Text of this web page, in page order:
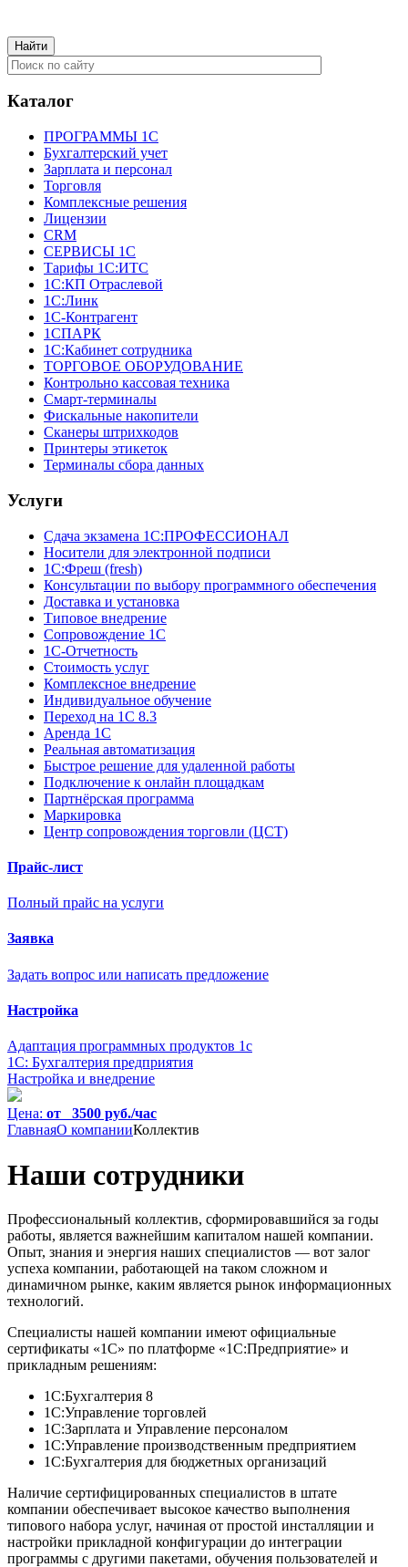
Каталог
ПРОГРАММЫ 1С
Бухгалтерский учет
Зарплата и персонал
Торговля
Комплексные решения
Лицензии
CRM
СЕРВИСЫ 1С
Тарифы 1С:ИТС
1С:КП Отраслевой
1С:Линк
1С-Контрагент
1СПАРК
1С:Кабинет сотрудника
ТОРГОВОЕ ОБОРУДОВАНИЕ
Контрольно кассовая техника
Смарт-терминалы
Фискальные накопители
Сканеры штрихкодов
Принтеры этикеток
Терминалы сбора данных
Услуги
Сдача экзамена 1С:ПРОФЕССИОНАЛ
Носители для электронной подписи
1С:Фреш (fresh)
Консультации по выбору программного обеспечения
Доставка и установка
Типовое внедрение
Сопровождение 1С
1С-Отчетность
Стоимость услуг
Комплексное внедрение
Индивидуальное обучение
Переход на 1С 8.3
Аренда 1С
Реальная автоматизация
Быстрое решение для удаленной работы
Подключение к онлайн площадкам
Партнёрская программа
Маркировка
Центр сопровождения торговли (ЦСТ)
Прайс-лист
Полный прайс на услуги
Заявка
Задать вопрос или написать предложение
Настройка
Адаптация программных продуктов 1с
1С: Бухгалтерия предприятия
Настройка и внедрение
Цена: от 3500 руб./час
ГлавнаяО компанииКоллектив
Наши сотрудники
Профессиональный коллектив, сформировавшийся за годы
работы, является важнейшим капиталом нашей компании.
Опыт, знания и энергия наших специалистов — вот залог
успеха компании, работающей на таком сложном и
динамичном рынке, каким является рынок информационных
технологий.
Специалисты нашей компании имеют официальные
сертификаты «1С» по платформе «1С:Предприятие» и
прикладным решениям:
1С:Бухгалтерия 8
1С:Управление торговлей
1С:Зарплата и Управление персоналом
1С:Управление производственным предприятием
1С:Бухгалтерия для бюджетных организаций
Наличие сертифицированных специалистов в штате
компании обеспечивает высокое качество выполнения
типового набора услуг, начиная от простой инсталляции и
настройки прикладной конфигурации до интеграции
программы с другими пакетами, обучения пользователей и